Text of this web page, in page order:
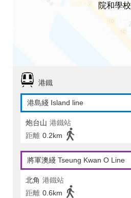
院和學校
港鐵
港島綫 Island line
炮台山 港鐵站
距離 0.2km
將軍澳綫 Tseung Kwan O Line
北角 港鐵站
距離 0.6km